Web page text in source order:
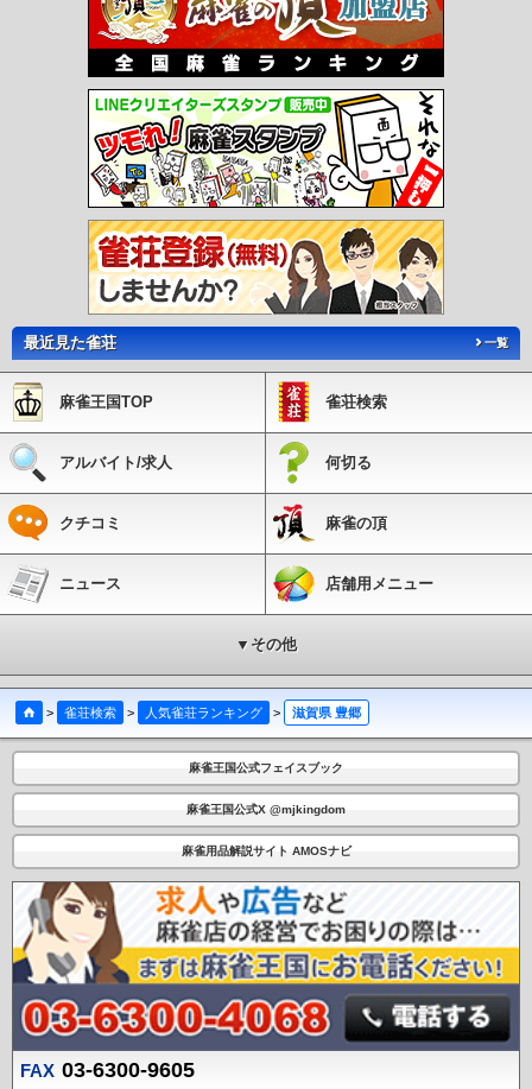
最近見た雀荘 一覧
麻雀王国TOP 雀荘検索
アルバイト/求人 何切る
クチコミ 麻雀の頂
ニュース 店舗用メニュー
▼その他
> 雀荘検索 > 人気雀荘ランキング > 滋賀県 豊郷
麻雀王国公式フェイスブック
麻雀王国公式X @mjkingdom
麻雀用品解説サイト AMOSナビ
FAX 03-6300-9605